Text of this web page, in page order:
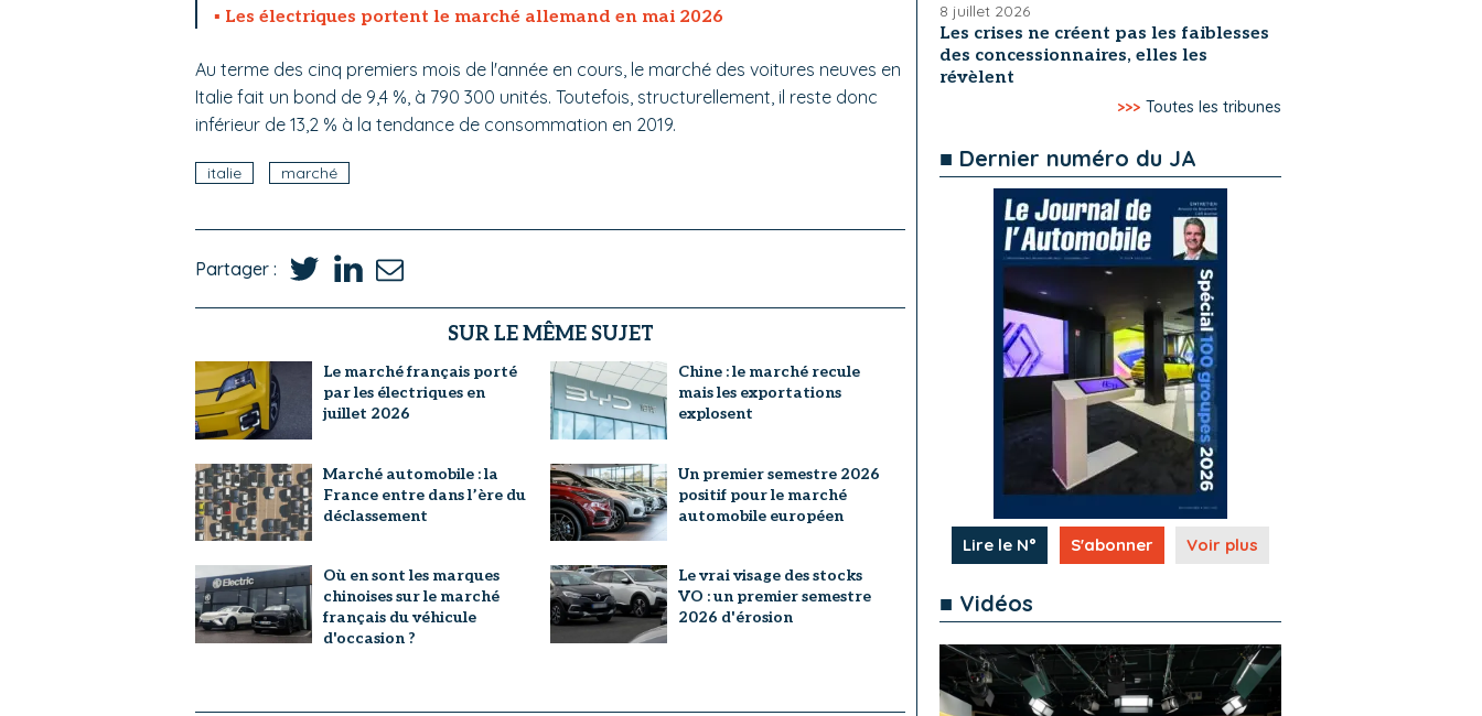
Les électriques portent le marché allemand en mai 2026
Au terme des cinq premiers mois de l'année en cours, le marché des voitures neuves en
Italie fait un bond de 9,4 %, à 790 300 unités. Toutefois, structurellement, il reste donc
inférieur de 13,2 % à la tendance de consommation en 2019.
italie marché
Partager :
SUR LE MÊME SUJET
Le marché français porté
par les électriques en
juillet 2026
Chine : le marché recule
mais les exportations
explosent
Marché automobile : la
France entre dans l’ère du
déclassement
Un premier semestre 2026
positif pour le marché
automobile européen
Où en sont les marques
chinoises sur le marché
français du véhicule
d'occasion ?
Le vrai visage des stocks
VO : un premier semestre
2026 d'érosion
8 juillet 2026
Les crises ne créent pas les faiblesses
des concessionnaires, elles les
révèlent
>>> Toutes les tribunes
■ Dernier numéro du JA
Lire le N° S'abonner Voir plus
■ Vidéos